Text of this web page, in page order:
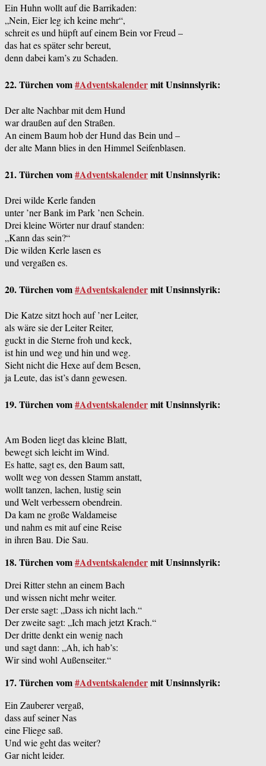
Ein Huhn wollt auf die Barrikaden:
„Nein, Eier leg ich keine mehr“,
schreit es und hüpft auf einem Bein vor Freud –
das hat es später sehr bereut,
denn dabei kam’s zu Schaden.
22. Türchen vom#Adventskalendermit Unsinnslyrik:
Der alte Nachbar mit dem Hund
war draußen auf den Straßen.
An einem Baum hob der Hund das Bein und –
der alte Mann blies in den Himmel Seifenblasen.
21. Türchen vom#Adventskalendermit Unsinnslyrik:
Drei wilde Kerle fanden
unter ’ner Bank im Park ’nen Schein.
Drei kleine Wörter nur drauf standen:
„Kann das sein?“
Die wilden Kerle lasen es
und vergaßen es.
20. Türchen vom#Adventskalendermit Unsinnslyrik:
Die Katze sitzt hoch auf ’ner Leiter,
als wäre sie der Leiter Reiter,
guckt in die Sterne froh und keck,
ist hin und weg und hin und weg.
Sieht nicht die Hexe auf dem Besen,
ja Leute, das ist’s dann gewesen.
19. Türchen vom#Adventskalendermit Unsinnslyrik:
Am Boden liegt das kleine Blatt,
bewegt sich leicht im Wind.
Es hatte, sagt es, den Baum satt,
wollt weg von dessen Stamm anstatt,
wollt tanzen, lachen, lustig sein
und Welt verbessern obendrein.
Da kam ne große Waldameise
und nahm es mit auf eine Reise
in ihren Bau. Die Sau.
18. Türchen vom#Adventskalendermit Unsinnslyrik:
Drei Ritter stehn an einem Bach
und wissen nicht mehr weiter.
Der erste sagt: „Dass ich nicht lach.“
Der zweite sagt: „Ich mach jetzt Krach.“
Der dritte denkt ein wenig nach
und sagt dann: „Ah, ich hab’s:
Wir sind wohl Außenseiter.“
17. Türchen vom#Adventskalendermit Unsinnslyrik:
Ein Zauberer vergaß,
dass auf seiner Nas
eine Fliege saß.
Und wie geht das weiter?
Gar nicht leider.